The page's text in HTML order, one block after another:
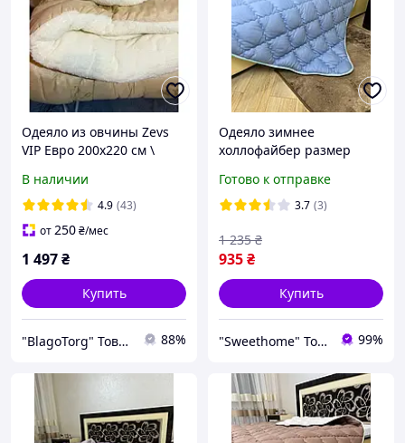
Одеяло из овчины Zevs
VIP Евро 200х220 см \
Зимнее одеяло
В наличии
4.9 (43)
от250₴/мес
1 497₴
Купить
"BlagoTorg" Товары для дома 88%
Одеяло зимнее
холлофайбер размер
микрофибра голубого
цвета
Готово к отправке
3.7 (3)
935₴
1 235 ₴
Купить
"Sweethome" Товари для дому 99%